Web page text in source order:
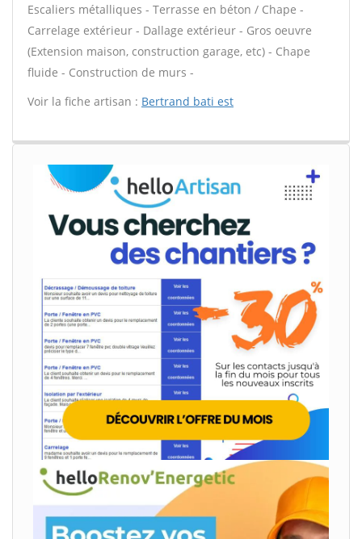
Escaliers métalliques - Terrasse en béton / Chape -
Carrelage extérieur - Dallage extérieur - Gros oeuvre
(Extension maison, construction garage, etc) - Chape
fluide - Construction de murs -
Voir la fiche artisan : Bertrand bati est